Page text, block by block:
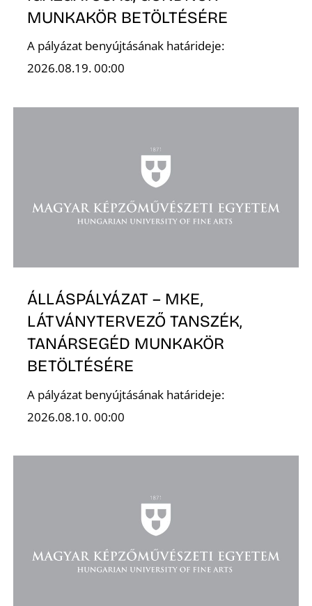
MUNKAKÖR BETÖLTÉSÉRE
A pályázat benyújtásának határideje:
2026.08.19. 00:00
ÁLLÁSPÁLYÁZAT – MKE,
LÁTVÁNYTERVEZŐ TANSZÉK,
TANÁRSEGÉD MUNKAKÖR
BETÖLTÉSÉRE
A pályázat benyújtásának határideje:
2026.08.10. 00:00